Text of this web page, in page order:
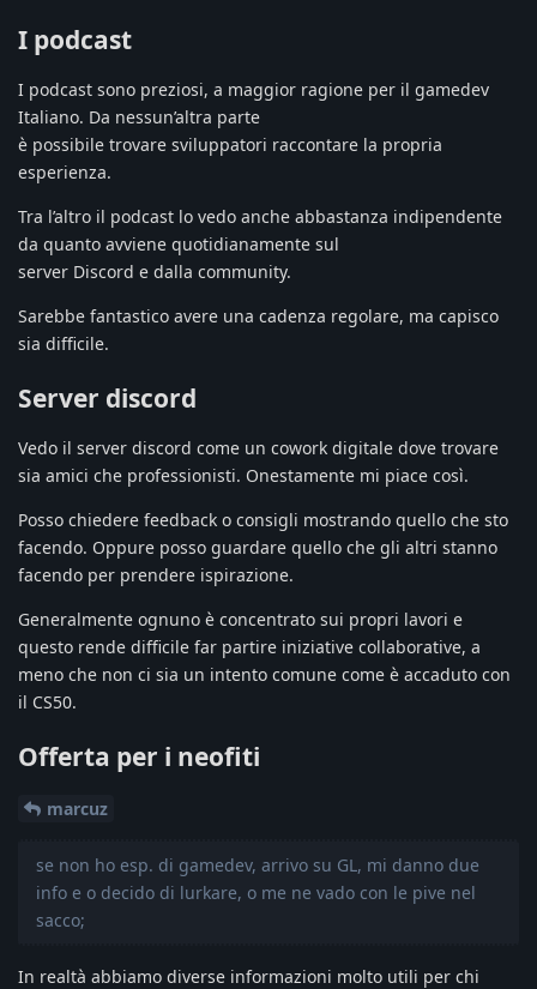
I podcast
I podcast sono preziosi, a maggior ragione per il gamedev
Italiano. Da nessun’altra parte
è possibile trovare sviluppatori raccontare la propria
esperienza.
Tra l’altro il podcast lo vedo anche abbastanza indipendente
da quanto avviene quotidianamente sul
server Discord e dalla community.
Sarebbe fantastico avere una cadenza regolare, ma capisco
sia difficile.
Server discord
Vedo il server discord come un cowork digitale dove trovare
sia amici che professionisti. Onestamente mi piace così.
Posso chiedere feedback o consigli mostrando quello che sto
facendo. Oppure posso guardare quello che gli altri stanno
facendo per prendere ispirazione.
Generalmente ognuno è concentrato sui propri lavori e
questo rende difficile far partire iniziative collaborative, a
meno che non ci sia un intento comune come è accaduto con
il CS50.
Offerta per i neofiti
marcuz
se non ho esp. di gamedev, arrivo su GL, mi danno due
info e o decido di lurkare, o me ne vado con le pive nel
sacco;
In realtà abbiamo diverse informazioni molto utili per chi